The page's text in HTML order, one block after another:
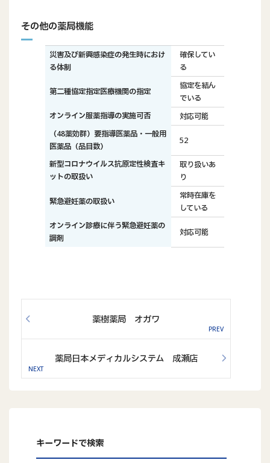
その他の薬局機能
災害及び新興感染症の発生時におけ
る体制
確保してい
る
第二種協定指定医療機関の指定
協定を結ん
でいる
オンライン服薬指導の実施可否
対応可能
（48薬効群）要指導医薬品・一般用
医薬品（品目数）
52
新型コロナウイルス抗原定性検査キ
ットの取扱い
取り扱いあ
り
緊急避妊薬の取扱い
常時在庫を
している
オンライン診療に伴う緊急避妊薬の
調剤
対応可能
薬樹薬局 オガワ
薬局日本メディカルシステム 成瀬店
キーワードで検索